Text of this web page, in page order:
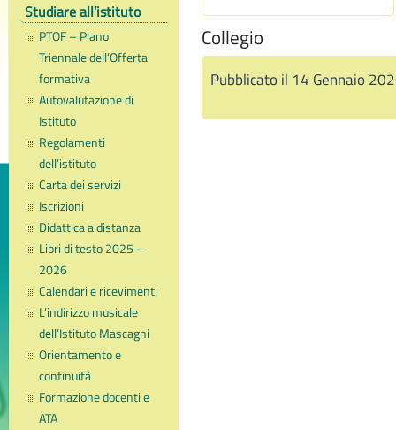
Studiare all’istituto
PTOF – Piano
Triennale dell’Offerta
formativa
Autovalutazione di
Istituto
Regolamenti
dell’istituto
Carta dei servizi
Iscrizioni
Didattica a distanza
Libri di testo 2025 –
2026
Calendari e ricevimenti
L’indirizzo musicale
dell’Istituto Mascagni
Orientamento e
continuità
Formazione docenti e
ATA
Collegio
Pubblicato il 14 Gennaio